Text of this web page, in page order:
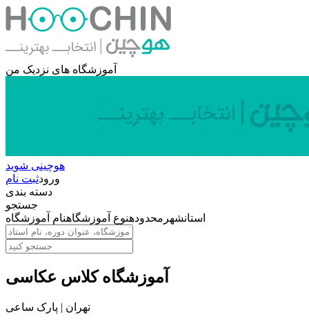
آموزشگاه های نزدیک من
هوچینی شوید
ورودثبت نام
دسته بندی
جستجو
استانشهر محدودهنوع آموزشگاهنام آموزشگاه
آموزشگاه کلاس عکاسی
تهران | پارک ساعی